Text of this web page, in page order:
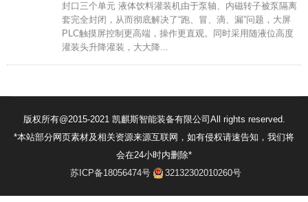
封口三个单元 液体饮料灌装机由于泵轴、内磁转子被泵隔离
套完全封闭，从而彻底解决了“跑、冒、滴、漏”问题，大屏
PLC触摸屏控制更高端，操作更直观。同时采用随液位高度
灌装头升降灌装，大大降...
版权所有@2015-2021 凯麒斯智能装备有限公司All rights reserved.
*本站部分网页素材及相关资源来源互联网，如有侵权请速告知，我们将
会在24小时内删除*
苏ICP备18056474号
32132302010260号